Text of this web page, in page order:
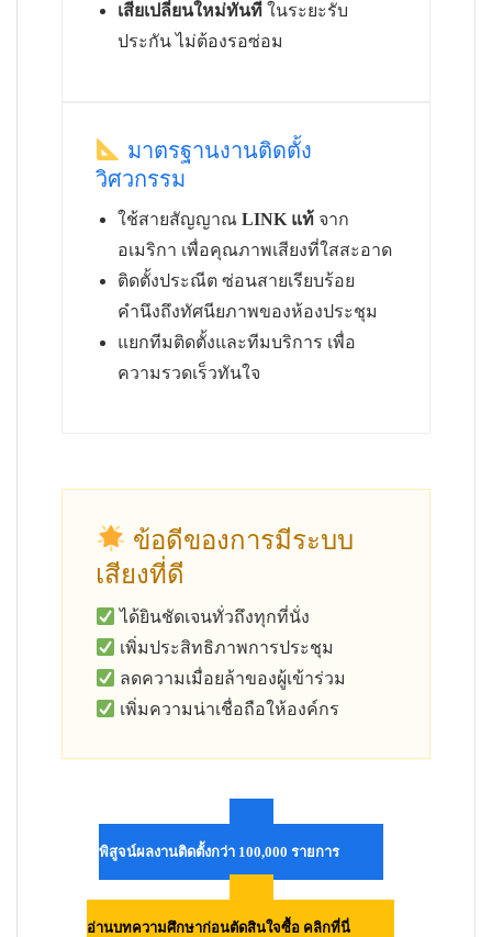
เสียเปลี่ยนใหม่ทันที ในระยะรับ
ประกัน ไม่ต้องรอซ่อม
มาตรฐานงานติดตั้ง
วิศวกรรม
ใช้สายสัญญาณ LINK แท้ จาก
อเมริกา เพื่อคุณภาพเสียงที่ใสสะอาด
ติดตั้งประณีต ซ่อนสายเรียบร้อย
คำนึงถึงทัศนียภาพของห้องประชุม
แยกทีมติดตั้งและทีมบริการ เพื่อ
ความรวดเร็วทันใจ
ข้อดีของการมีระบบ
เสียงที่ดี
ได้ยินชัดเจนทั่วถึงทุกที่นั่ง
เพิ่มประสิทธิภาพการประชุม
ลดความเมื่อยล้าของผู้เข้าร่วม
เพิ่มความน่าเชื่อถือให้องค์กร
พิสูจน์ผลงานติดตั้งกว่า 100,000 รายการ
อ่านบทความศึกษาก่อนตัดสินใจซื้อ คลิกที่นี่